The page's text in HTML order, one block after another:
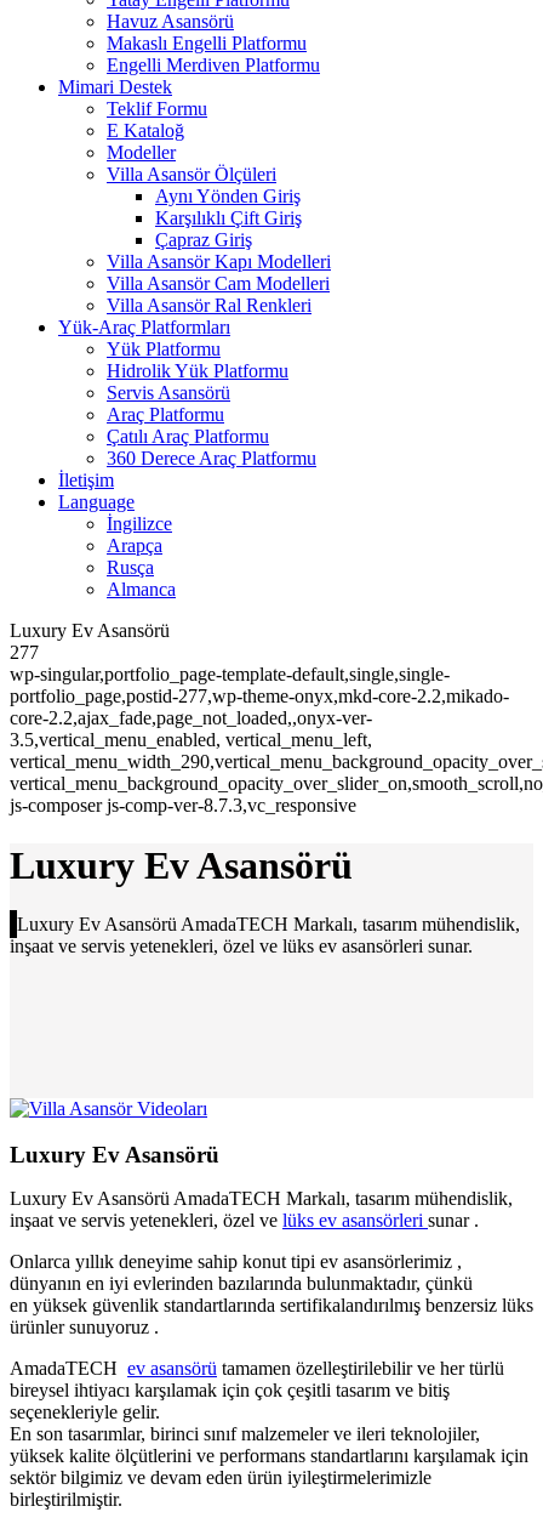
Havuz Asansörü
Makaslı Engelli Platformu
Engelli Merdiven Platformu
Mimari Destek
Teklif Formu
E Kataloğ
Modeller
Villa Asansör Ölçüleri
Aynı Yönden Giriş
Karşılıklı Çift Giriş
Çapraz Giriş
Villa Asansör Kapı Modelleri
Villa Asansör Cam Modelleri
Villa Asansör Ral Renkleri
Yük-Araç Platformları
Yük Platformu
Hidrolik Yük Platformu
Servis Asansörü
Araç Platformu
Çatılı Araç Platformu
360 Derece Araç Platformu
İletişim
Language
İngilizce
Arapça
Rusça
Almanca
Luxury Ev Asansörü
277
wp-singular,portfolio_page-template-default,single,single-
portfolio_page,postid-277,wp-theme-onyx,mkd-core-2.2,mikado-
core-2.2,ajax_fade,page_not_loaded,,onyx-ver-
3.5,vertical_menu_enabled, vertical_menu_left,
js-composer js-comp-ver-8.7.3,vc_responsive
Luxury Ev Asansörü
Luxury Ev Asansörü AmadaTECH Markalı, tasarım mühendislik,
inşaat ve servis yetenekleri, özel ve lüks ev asansörleri sunar.
Luxury Ev Asansörü
Luxury Ev Asansörü AmadaTECH Markalı, tasarım mühendislik,
inşaat ve servis yetenekleri, özel ve lüks ev asansörleri sunar .
Onlarca yıllık deneyime sahip konut tipi ev asansörlerimiz ,
dünyanın en iyi evlerinden bazılarında bulunmaktadır, çünkü
en yüksek güvenlik standartlarında sertifikalandırılmış benzersiz lüks
ürünler sunuyoruz .
AmadaTECH ev asansörü tamamen özelleştirilebilir ve her türlü
bireysel ihtiyacı karşılamak için çok çeşitli tasarım ve bitiş
seçenekleriyle gelir.
En son tasarımlar, birinci sınıf malzemeler ve ileri teknolojiler,
yüksek kalite ölçütlerini ve performans standartlarını karşılamak için
sektör bilgimiz ve devam eden ürün iyileştirmelerimizle
birleştirilmiştir.